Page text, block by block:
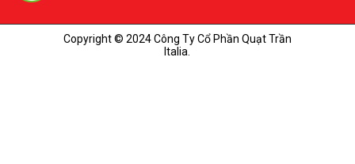
Copyright © 2024 Công Ty Cổ Phần Quạt Trần
Italia.